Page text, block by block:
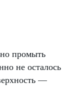
промыть
не осталось
—